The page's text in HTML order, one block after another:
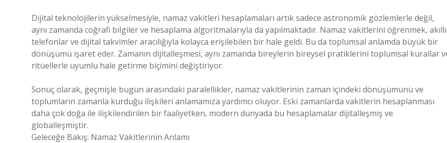
Dijital teknolojilerin yükselmesiyle, namaz vakitleri hesaplamaları artık sadece astronomik gözlemlerle değil,
aynı zamanda coğrafi bilgiler ve hesaplama algoritmalarıyla da yapılmaktadır. Namaz vakitlerini öğrenmek, akıllı
telefonlar ve dijital takvimler aracılığıyla kolayca erişilebilen bir hale geldi. Bu da toplumsal anlamda büyük bir
dönüşümü işaret eder. Zamanın dijitalleşmesi, aynı zamanda bireylerin bireysel pratiklerini toplumsal kurallar
ritüellerle uyumlu hale getirme biçimini değiştiriyor.
Sonuç olarak, geçmişle bugün arasındaki paralellikler, namaz vakitlerinin zaman içindeki dönüşümünü ve
toplumların zamanla kurduğu ilişkileri anlamamıza yardımcı oluyor. Eski zamanlarda vakitlerin hesaplanması
daha çok doğa ile ilişkilendirilen bir faaliyetken, modern dünyada bu hesaplamalar dijitalleşmiş ve
globalleşmiştir.
Geleceğe Bakış: Namaz Vakitlerinin Anlamı